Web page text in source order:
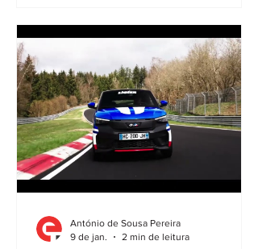
1920 e 1930, reinterpretado com
proporções e tecnologias
contemporâneas, e imagem
assumidamente
António de Sousa Pereira
9 de jan.
2 min de leitura